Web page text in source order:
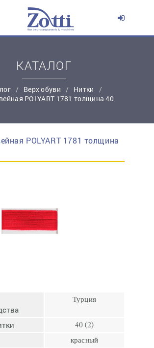
простую регистрацию
КАТАЛОГ
Верх обуви
Нитки
POLYART 1781 толщина 40
POLYART 1781 толщина
Турция
40 (2)
красный
О ПРОДУКТЕ
*